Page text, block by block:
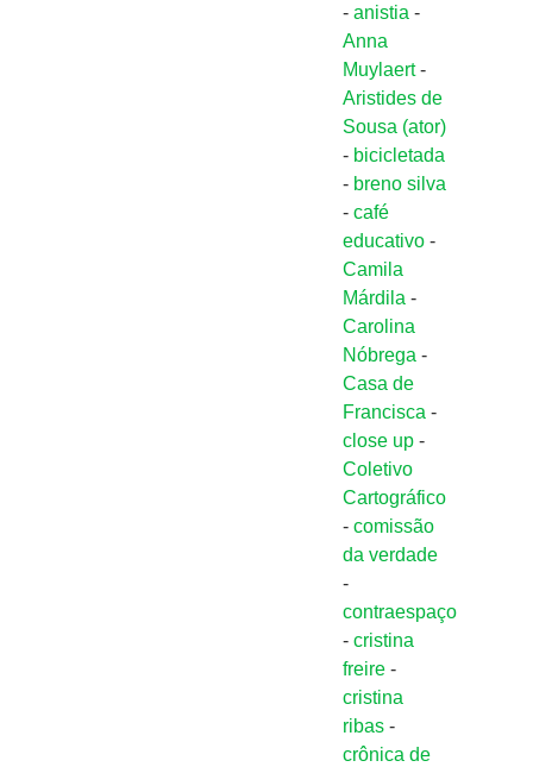
-anistia -
Anna
Muylaert-
Aristides de
Sousa (ator)
- bicicletada
- breno silva
-café
educativo -
Camila
Márdila -
Carolina
Nóbrega -
Casa de
Francisca -
close up -
Coletivo
Cartográfico
-comissão
da verdade
-
contraespaço
-cristina
freire -
cristina
ribas -
crônica de